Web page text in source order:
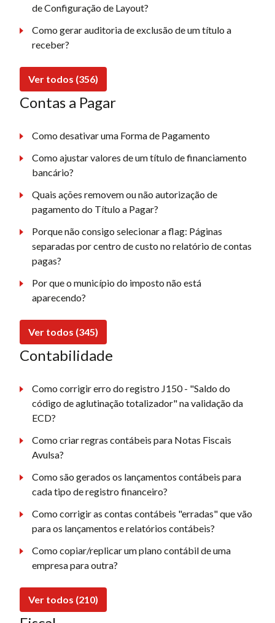
de Configuração de Layout?
Como gerar auditoria de exclusão de um título a
receber?
Ver todos (356)
Contas a Pagar
Como desativar uma Forma de Pagamento
Como ajustar valores de um título de financiamento
bancário?
Quais ações removem ou não autorização de
pagamento do Título a Pagar?
Porque não consigo selecionar a flag: Páginas
separadas por centro de custo no relatório de contas
pagas?
Por que o município do imposto não está
aparecendo?
Ver todos (345)
Contabilidade
Como corrigir erro do registro J150 - "Saldo do
código de aglutinação totalizador" na validação da
ECD?
Como criar regras contábeis para Notas Fiscais
Avulsa?
Como são gerados os lançamentos contábeis para
cada tipo de registro financeiro?
Como corrigir as contas contábeis "erradas" que vão
para os lançamentos e relatórios contábeis?
Como copiar/replicar um plano contábil de uma
empresa para outra?
Ver todos (210)